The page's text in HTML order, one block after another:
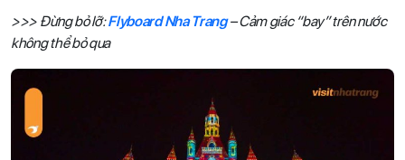
>>> Đừng bỏ lỡ:Flyboard Nha Trang– Cảm giác “bay” trên nước
không thể bỏ qua